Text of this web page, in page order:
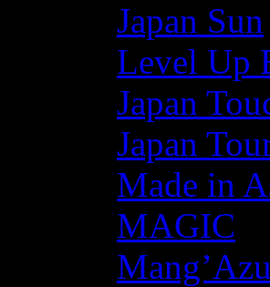
Japan Sun
Level Up
Japan
Japan
Made in
MAGIC